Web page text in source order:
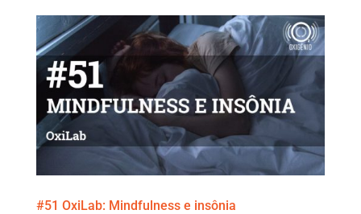
#51 OxiLab: Mindfulness e insônia